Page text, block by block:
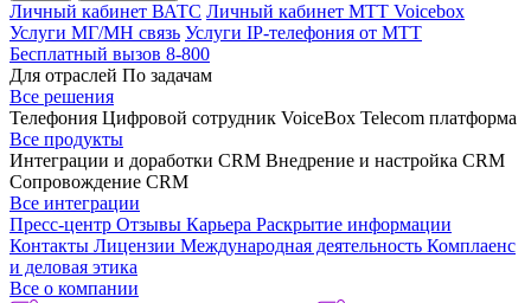
Личный кабинет ВАТС Личный кабинет МТТ Voicebox
Услуги МГ/МН связь Услуги IP-телефония от МТТ
Бесплатный вызов 8-800
Для отраслей По задачам
Все решения
Телефония Цифровой сотрудник VoiceBox Telecom платформа
Все продукты
Интеграции и доработки CRM Внедрение и настройка CRM
Сопровождение CRM
Все интеграции
Пресс-центр Отзывы Карьера Раскрытие информации
Контакты Лицензии Международная деятельность Комплаенс
и деловая этика
Все о компании